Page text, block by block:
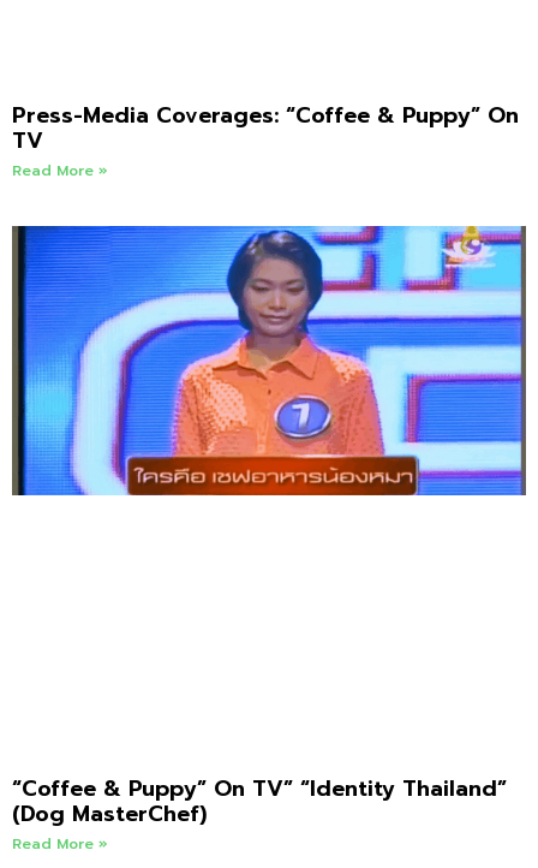
Press-Media Coverages: “Coffee & Puppy” On
TV
Read More »
“Coffee & Puppy” On TV” “Identity Thailand”
(Dog MasterChef)
Read More »